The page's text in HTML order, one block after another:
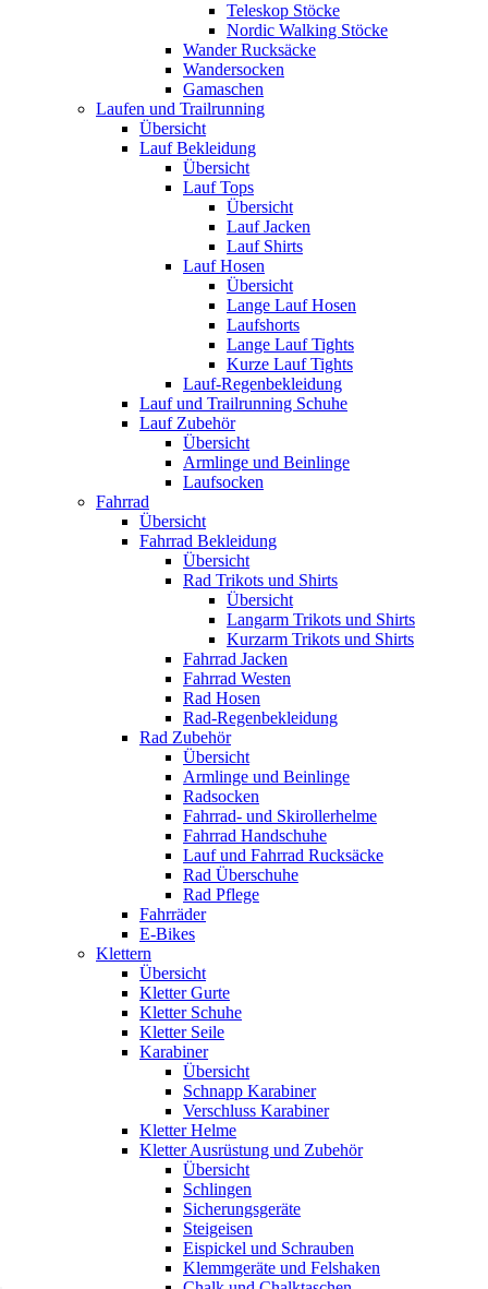
Teleskop Stöcke
Nordic Walking Stöcke
Wander Rucksäcke
Wandersocken
Gamaschen
Laufen und Trailrunning
Übersicht
Lauf Bekleidung
Übersicht
Lauf Tops
Übersicht
Lauf Jacken
Lauf Shirts
Lauf Hosen
Übersicht
Lange Lauf Hosen
Laufshorts
Lange Lauf Tights
Kurze Lauf Tights
Lauf-Regenbekleidung
Lauf und Trailrunning Schuhe
Lauf Zubehör
Übersicht
Armlinge und Beinlinge
Laufsocken
Fahrrad
Übersicht
Fahrrad Bekleidung
Übersicht
Rad Trikots und Shirts
Übersicht
Langarm Trikots und Shirts
Kurzarm Trikots und Shirts
Fahrrad Jacken
Fahrrad Westen
Rad Hosen
Rad-Regenbekleidung
Rad Zubehör
Übersicht
Armlinge und Beinlinge
Radsocken
Fahrrad- und Skirollerhelme
Fahrrad Handschuhe
Lauf und Fahrrad Rucksäcke
Rad Überschuhe
Rad Pflege
Fahrräder
E-Bikes
Klettern
Übersicht
Kletter Gurte
Kletter Schuhe
Kletter Seile
Karabiner
Übersicht
Schnapp Karabiner
Verschluss Karabiner
Kletter Helme
Kletter Ausrüstung und Zubehör
Übersicht
Schlingen
Sicherungsgeräte
Steigeisen
Eispickel und Schrauben
Klemmgeräte und Felshaken